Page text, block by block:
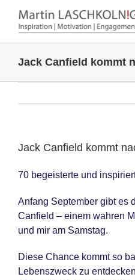
Inhalt
springen
Jack Canfield kommt
Jack Canfield kommt
70 begeisterte und
Anfang September gibt es
Canfield – einem wahren
und mir am Samstag.
Diese Chance kommt so
Lebenszweck zu